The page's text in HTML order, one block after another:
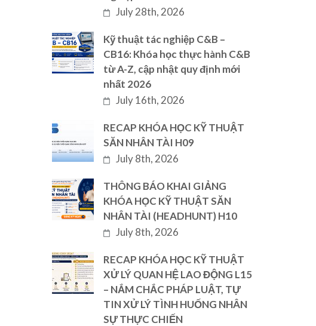
July 28th, 2026
Kỹ thuật tác nghiệp C&B –
CB16: Khóa học thực hành C&B
từ A-Z, cập nhật quy định mới
nhất 2026
July 16th, 2026
RECAP KHÓA HỌC KỸ THUẬT
SĂN NHÂN TÀI H09
July 8th, 2026
THÔNG BÁO KHAI GIẢNG
KHÓA HỌC KỸ THUẬT SĂN
NHÂN TÀI (HEADHUNT) H10
July 8th, 2026
RECAP KHÓA HỌC KỸ THUẬT
XỬ LÝ QUAN HỆ LAO ĐỘNG L15
– NẮM CHẮC PHÁP LUẬT, TỰ
TIN XỬ LÝ TÌNH HUỐNG NHÂN
SỰ THỰC CHIẾN